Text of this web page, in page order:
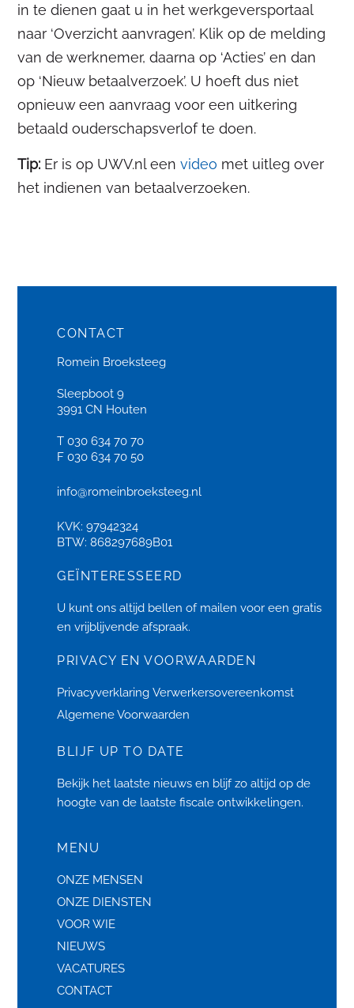
in te dienen gaat u in het werkgeversportaal
naar ‘Overzicht aanvragen’. Klik op de melding
van de werknemer, daarna op ‘Acties’ en dan
op ‘Nieuw betaalverzoek’. U hoeft dus niet
opnieuw een aanvraag voor een uitkering
betaald ouderschapsverlof te doen.
Tip: Er is op UWV.nl eenvideo met uitleg over
het indienen van betaalverzoeken.
CONTACT
Romein Broeksteeg
Sleepboot 9
3991 CN Houten
T 030 634 70 70
F 030 634 70 50
info@romeinbroeksteeg.nl
KVK: 97942324
BTW: 868297689B01
GEÏNTERESSEERD
U kunt ons altijd bellen of mailen voor een gratis
en vrijblijvende afspraak.
PRIVACY EN VOORWAARDEN
Privacyverklaring Verwerkersovereenkomst
Algemene Voorwaarden
BLIJF UP TO DATE
Bekijk het laatste nieuws en blijf zo altijd op de
hoogte van de laatste fiscale ontwikkelingen.
MENU
ONZE MENSEN
ONZE DIENSTEN
VOOR WIE
NIEUWS
VACATURES
CONTACT